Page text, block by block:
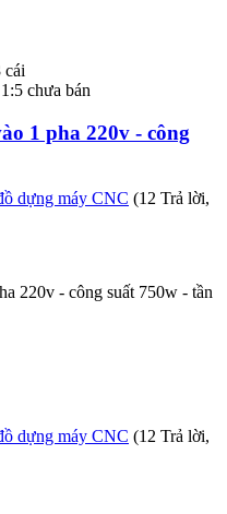
cái
chưa bán
1 pha 220v - công
dựng máy CNC (12 Trả lời,
220v - công suất 750w - tần
dựng máy CNC (12 Trả lời,